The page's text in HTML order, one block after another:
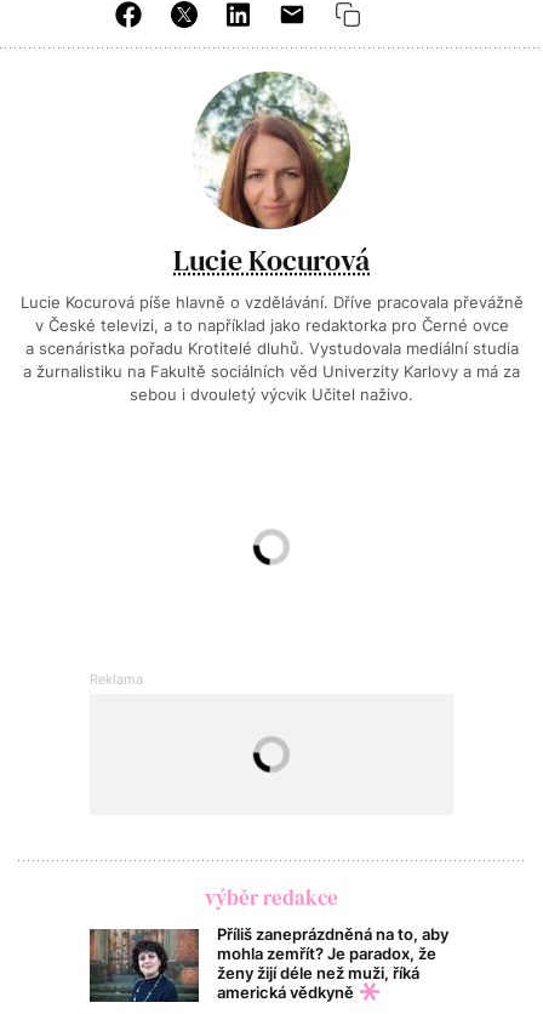
Lucie Kocurová
Lucie Kocurová píše hlavně o vzdělávání. Dříve pracovala převážně
v České televizi, a to například jako redaktorka pro Černé ovce
a scenáristka pořadu Krotitelé dluhů. Vystudovala mediální studia
a žurnalistiku na Fakultě sociálních věd Univerzity Karlovy a má za
sebou i dvouletý výcvik Učitel naživo.
výběr redakce
Příliš zaneprázdněná na to, aby
mohla zemřít? Je paradox, že
ženy žijí déle než muži, říká
americká vědkyně